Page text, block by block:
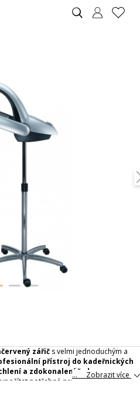
zářič s velmi jednoduchým a
přístroj do kadeřnických
a zdokonalení řady
potřebné provozní údaje dle
... Zobrazit více